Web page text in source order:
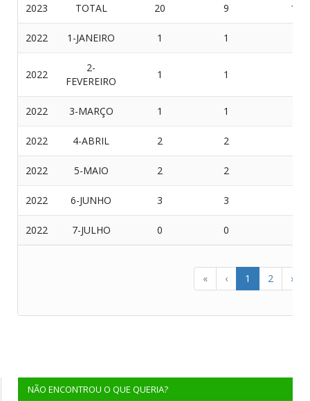
2023 TOTAL 20 9 11
2022 1-JANEIRO 1 1
2022
2-
FEVEREIRO
1 1
2022 3-MARÇO 1 1
2022 4-ABRIL 2 2
2022 5-MAIO 2 2
2022 6-JUNHO 3 3
2022 7-JULHO 0 0
« ‹ 1 2 ›
NÃO ENCONTROU O QUE QUERIA?